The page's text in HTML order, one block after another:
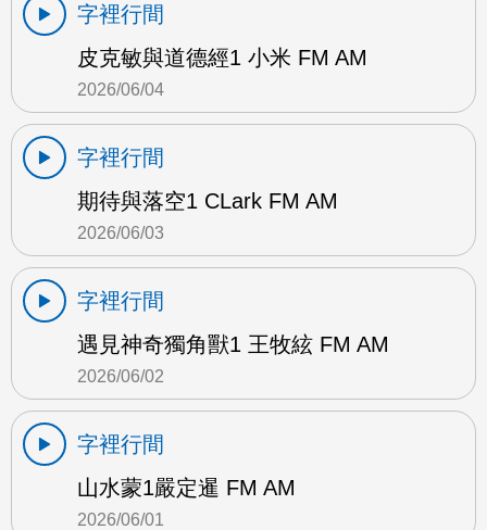
字裡行間
皮克敏與道德經1 小米 FM AM
2026/06/04
字裡行間
期待與落空1 CLark FM AM
2026/06/03
字裡行間
遇見神奇獨角獸1 王牧絃 FM AM
2026/06/02
字裡行間
山水蒙1嚴定暹 FM AM
2026/06/01